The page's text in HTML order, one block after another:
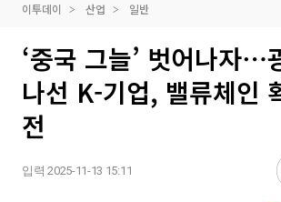
이투데이 산업 일반
‘중국 그늘’ 벗어나자⋯
나선 K-기업, 밸류체인
전
입력 2025-11-13 15:11